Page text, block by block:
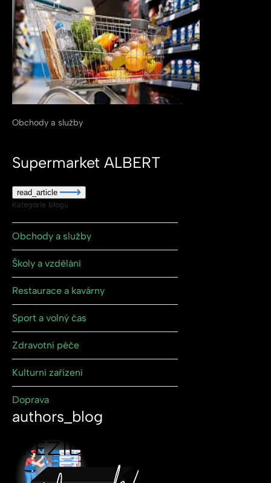
Obchody a služby
Supermarket ALBERT
read_article
Kategorie blogu
Obchody a služby
Školy a vzdělání
Restaurace a kavárny
Sport a volný čas
Zdravotní péče
Kulturní zařízení
Doprava
authors_blog